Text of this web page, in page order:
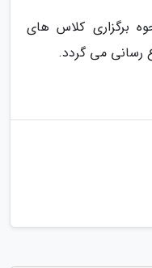
برگزاری کلاس های
رسانی می گردد.